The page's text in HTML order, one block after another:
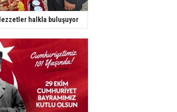
halkla buluşuyor